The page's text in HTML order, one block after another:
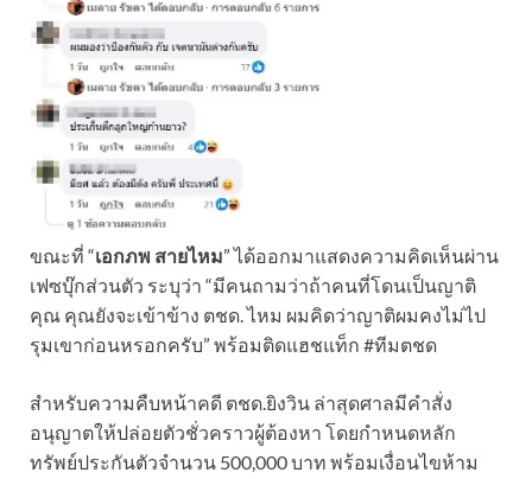
ขณะที่ “เอกภพ สายไหม” ได้ออกมาแสดงความคิดเห็นผ่าน
เฟซบุ๊กส่วนตัว ระบุว่า “มีคนถามว่าถ้าคนที่โดนเป็นญาติ
คุณ คุณยังจะเข้าข้าง ตชด. ไหม ผมคิดว่าญาติผมคงไม่ไป
รุมเขาก่อนหรอกครับ” พร้อมติดแฮชแท็ก #ทีมตชด
สำหรับความคืบหน้าคดี ตชด.ยิงวิน ล่าสุดศาลมีคำสั่ง
อนุญาตให้ปล่อยตัวชั่วคราวผู้ต้องหา โดยกำหนดหลัก
ทรัพย์ประกันตัวจำนวน 500,000 บาท พร้อมเงื่อนไขห้าม